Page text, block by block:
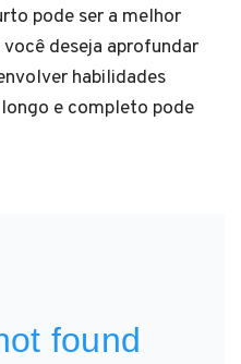
pode ser a melhor
deseja aprofundar
habilidades
e completo pode